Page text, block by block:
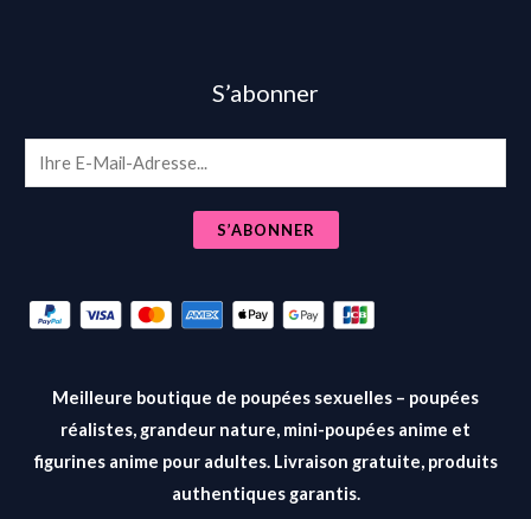
S’abonner
m
S’ABONNER
Meilleure boutique de poupées sexuelles – poupées
réalistes, grandeur nature, mini-poupées anime et
figurines anime pour adultes. Livraison gratuite, produits
authentiques garantis.